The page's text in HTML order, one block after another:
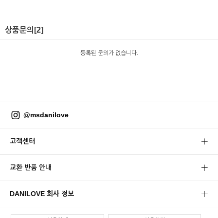
상품문의 [2]
등록된 문의가 없습니다.
@msdanilove
고객센터
교환 반품 안내
DANILOVE 회사 정보